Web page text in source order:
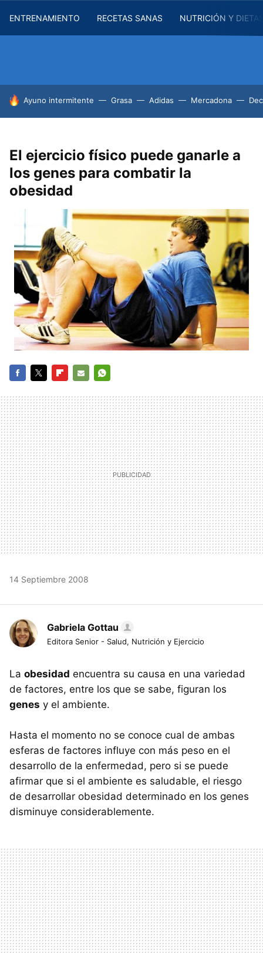
ENTRENAMIENTO RECETAS SANAS NUTRICIÓN Y
HOY SE HABLA DE
Ayuno intermitente Grasa Adidas Mercadona
El ejercicio físico puede ganarle a
los genes para combatir la
obesidad
MAIL
14 Septiembre 2008
Gabriela Gottau
Editora Senior - Salud, Nutrición y Ejercicio
La obesidad encuentra su causa en una variedad
de factores, entre los que se sabe, figuran los
genes y el ambiente.
Hasta el momento no se conoce cual de ambas
esferas de factores influye con más peso en el
desarrollo de la enfermedad, pero si se puede
afirmar que si el ambiente es saludable, el riesgo
de desarrollar obesidad determinado en los genes
disminuye considerablemente.